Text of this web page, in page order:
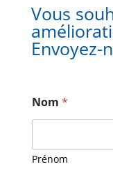
Vous
Envoyez-
Nom *
Prénom